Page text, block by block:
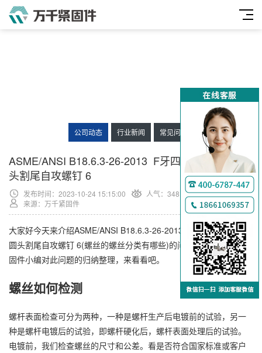
公司动态 行业新闻 常见问题
ASME/ANSI B18.6.3-26-2013 F牙四方一字槽扁圆
头割尾自攻螺钉 6
发布时间：2023-10-24 15:15:00 人气： 348
来源：万千紧固件
大家好今天来介绍ASME/ANSI B18.6.3-26-2013 F牙四方一字槽扁
圆头割尾自攻螺钉 6(螺丝的螺丝分类有哪些)的问题，以下是万千紧
固件小编对此问题的归纳整理，来看看吧。
螺丝如何检测
螺杆表面检查可分为两种，一种是螺杆生产后电镀前的试验，另一
种是螺杆电镀后的试验，即螺杆硬化后，螺杆表面处理后的试验。
电镀前，我们检查螺丝的尺寸和公差。看是否符合国家标准或客户